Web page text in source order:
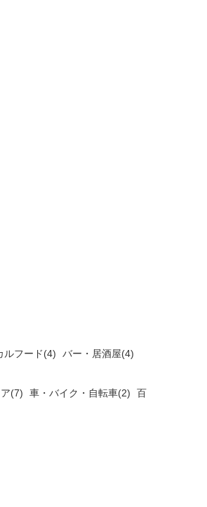
ルフード(4)
バー・居酒屋(4)
(7) 車・バイク・自転車(2)
百